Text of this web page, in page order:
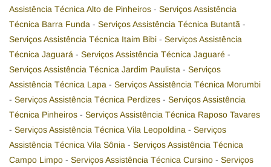
Assistência Técnica Alto de Pinheiros - Serviços Assistência
Técnica Barra Funda - Serviços Assistência Técnica Butantã -
Serviços Assistência Técnica Itaim Bibi - Serviços Assistência
Técnica Jaguará - Serviços Assistência Técnica Jaguaré -
Serviços Assistência Técnica Jardim Paulista - Serviços
Assistência Técnica Lapa - Serviços Assistência Técnica Morumbi
- Serviços Assistência Técnica Perdizes - Serviços Assistência
Técnica Pinheiros - Serviços Assistência Técnica Raposo Tavares
- Serviços Assistência Técnica Vila Leopoldina - Serviços
Assistência Técnica Vila Sônia - Serviços Assistência Técnica
Campo Limpo - Serviços Assistência Técnica Cursino - Serviços